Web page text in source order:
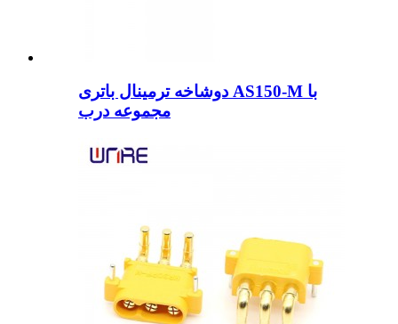
دوشاخه ترمینال باتری AS150-M با
مجموعه درب